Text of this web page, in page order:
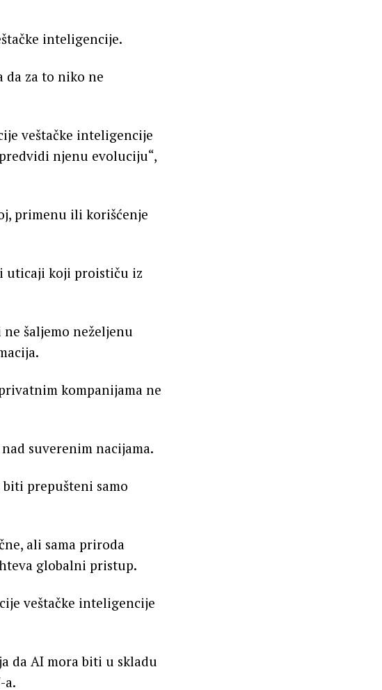
inteligencije.
da za to niko ne
veštačke inteligencije
njenu evoluciju“,
primenu ili korišćenje
uticaji koji proističu iz
šaljemo neželjenu
kompanijama ne
suverenim nacijama.
prepušteni samo
ali sama priroda
globalni pristup.
veštačke inteligencije
da AI mora biti u skladu
a.